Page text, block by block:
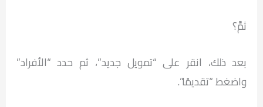
ثمَّ؟
بعد ذلك، انقر على “تمويل جديد”، ثم حدد “الأفراد”
واضغط “تقديمًا”.